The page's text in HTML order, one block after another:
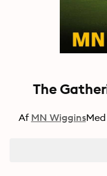
The
Af MN WigginsMed